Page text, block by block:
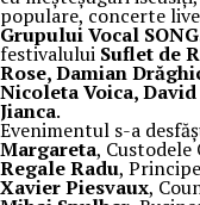
populare, concerte
Grupului Vocal SONG
festivalului Suflet de
Rose, Damian
Nicoleta Voica,
Jianca.
Evenimentul s-a
Margareta, Custodele
Regale Radu,
Xavier Piesvaux,